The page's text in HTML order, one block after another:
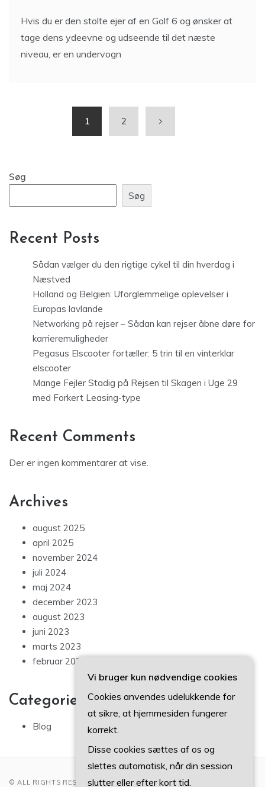
Hvis du er den stolte ejer af en Golf 6 og ønsker at
tage dens ydeevne og udseende til det næste
niveau, er en undervogn
1 2
Søg
Søg
Recent Posts
Sådan vælger du den rigtige cykel til din hverdag i
Næstved
Holland og Belgien: Uforglemmelige oplevelser i
Europas lavlande
Networking på rejser – Sådan kan rejser åbne døre for
karrieremuligheder
Pegasus Elscooter fortæller: 5 trin til en vinterklar
elscooter
Mange Fejler Stadig på Rejsen til Skagen i Uge 29
med Forkert Leasing-type
Recent Comments
Der er ingen kommentarer at vise.
Archives
august 2025
april 2025
november 2024
juli 2024
maj 2024
december 2023
august 2023
juni 2023
marts 2023
februar 2023
Categories
Blog
© ALL RIGHTS RESERVED 2022
Vi bruger kun nødvendige cookies
Cookies anvendes udelukkende for
at sikre, at hjemmesiden fungerer
korrekt.
Disse cookies sættes af os og
slettes automatisk, når din session
slutter eller efter kort tid.